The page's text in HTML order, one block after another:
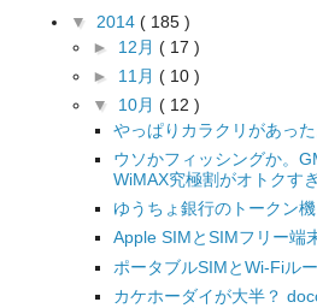
▼ 2014 ( 185 )
► 12月 ( 17 )
► 11月 ( 10 )
▼ 10月 ( 12 )
やっぱりカラクリがあっ
ウソかフィッシングか。
WiMAX究極割がオトクすぎ
ゆうちょ銀行のトークン機
Apple SIMとSIMフリー端
ポータブルSIMとWi-Fiル
カケホーダイが大半？